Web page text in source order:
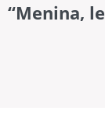
“Menina,